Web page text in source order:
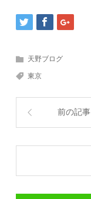
天野ブログ
東京
前の記事